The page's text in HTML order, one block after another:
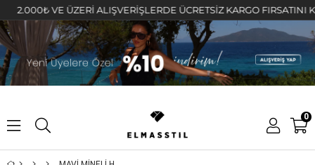
VE ÜZERİ ALIŞVERİŞLERDE ÜCRETSİZ KARGO FIRSATINI
0